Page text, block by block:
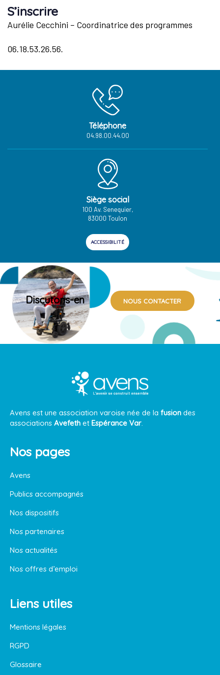
S’inscrire
Aurélie Cecchini – Coordinatrice des programmes
06.18.53.26.56.
Téléphone
04.98.00.44.00
Siège social
100 Av. Senequier,
83000 Toulon
ACCESSIBILITÉ
Discutons-en NOUS CONTACTER
Avens est une association varoise née de la fusion des
associations Avefeth et Espérance Var
Nos pages
Avens
Publics accompagnés
Nos dispositifs
Nos partenaires
Nos actualités
Nos offres d’emploi
Liens utiles
Mentions légales
RGPD
Glossaire